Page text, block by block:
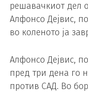
решавачкиот дел
Алфонсо Дејвис,
во коленото ја
Алфонсо Дејвис,
пред три дена го
против САД. Во